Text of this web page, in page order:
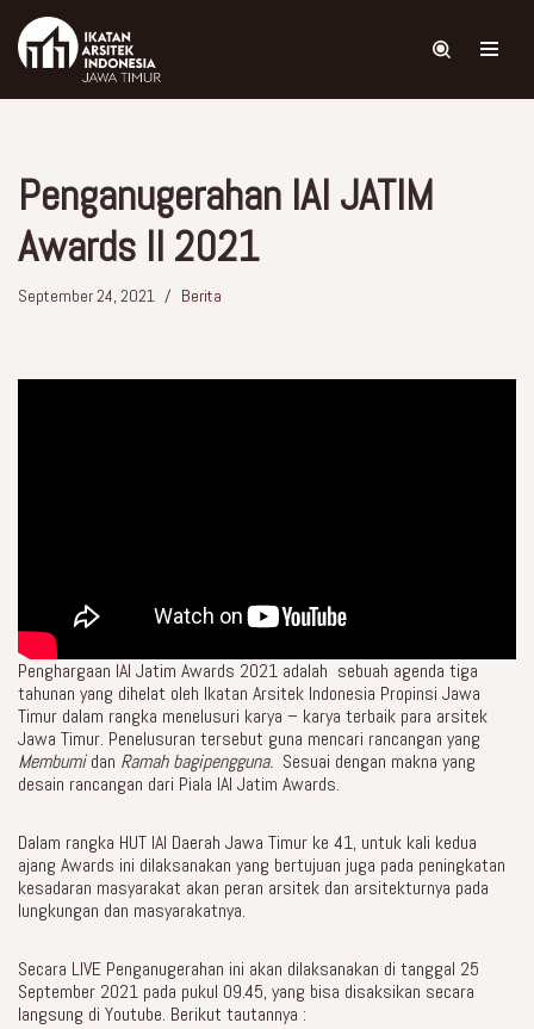
Skip
content
Penganugerahan IAI JATIM
Awards II 2021
September 24, 2021 Berita
Penghargaan IAI Jatim Awards 2021 adalah sebuah agenda tiga
tahunan yang dihelat oleh Ikatan Arsitek Indonesia Propinsi Jawa
Timur dalam rangka menelusuri karya – karya terbaik para arsitek
Jawa Timur. Penelusuran tersebut guna mencari rancangan yang
Membumidan Ramah bagipengguna. Sesuai dengan makna yang
desain rancangan dari Piala IAI Jatim Awards.
Dalam rangka HUT IAI Daerah Jawa Timur ke 41, untuk kali kedua
ajang Awards ini dilaksanakan yang bertujuan juga pada peningkatan
kesadaran masyarakat akan peran arsitek dan arsitekturnya pada
lungkungan dan masyarakatnya.
Secara LIVE Penganugerahan ini akan dilaksanakan di tanggal 25
September 2021 pada pukul 09.45, yang bisa disaksikan secara
langsung di Youtube. Berikut tautannya :